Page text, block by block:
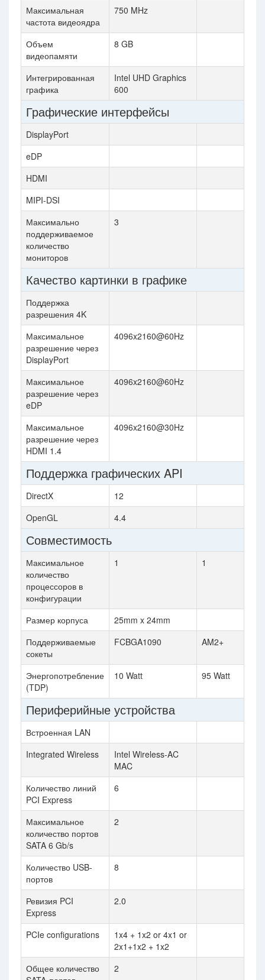
Максимальная
частота видеоядра
750 MHz
Объем
видеопамяти
8 GB
Интегрированная
графика
Intel UHD Graphics
600
Графические интерфейсы
DisplayPort
eDP
HDMI
MIPI-DSI
Максимально
поддерживаемое
количество
мониторов
3
Качество картинки в графике
Поддержка
разрешения 4K
Максимальное
разрешение через
DisplayPort
4096x2160@60Hz
Максимальное
разрешение через
eDP
4096x2160@60Hz
Максимальное
разрешение через
HDMI 1.4
4096x2160@30Hz
Поддержка графических API
DirectX
12
OpenGL
4.4
Совместимость
Максимальное
количество
процессоров в
конфигурации
1 1
Размер корпуса
25mm x 24mm
Поддерживаемые
сокеты
FCBGA1090 AM2+
Энергопотребление
(TDP)
10 Watt 95 Watt
Периферийные устройства
Встроенная LAN
Integrated Wireless
Intel Wireless-AC
MAC
Количество линий
PCI Express
6
Максимальное
количество портов
SATA 6 Gb/s
2
Количество USB-
портов
8
Ревизия PCI
Express
2.0
PCIe configurations
1x4 + 1x2 or 4x1 or
2x1+1x2 + 1x2
Общее количество
2